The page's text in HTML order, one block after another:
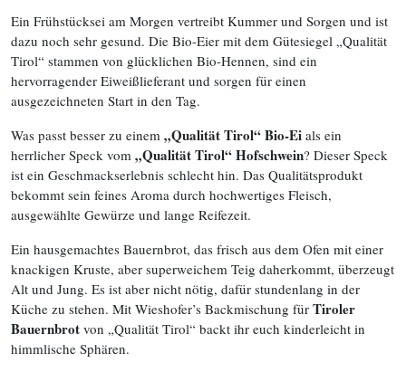
Ein Frühstücksei am Morgen vertreibt Kummer und Sorgen und ist
dazu noch sehr gesund. Die Bio-Eier mit dem Gütesiegel „Qualität
Tirol“ stammen von glücklichen Bio-Hennen, sind ein
hervorragender Eiweißlieferant und sorgen für einen
ausgezeichneten Start in den Tag.
Was passt besser zu einem „Qualität Tirol“ Bio-Ei als ein
herrlicher Speck vom „Qualität Tirol“ Hofschwein? Dieser Speck
ist ein Geschmackserlebnis schlecht hin. Das Qualitätsprodukt
bekommt sein feines Aroma durch hochwertiges Fleisch,
ausgewählte Gewürze und lange Reifezeit.
Ein hausgemachtes Bauernbrot, das frisch aus dem Ofen mit einer
knackigen Kruste, aber superweichem Teig daherkommt, überzeugt
Alt und Jung. Es ist aber nicht nötig, dafür stundenlang in der
Küche zu stehen. Mit Wieshofer’s Backmischung für Tiroler
Bauernbrot von „Qualität Tirol“ backt ihr euch kinderleicht in
himmlische Sphären.